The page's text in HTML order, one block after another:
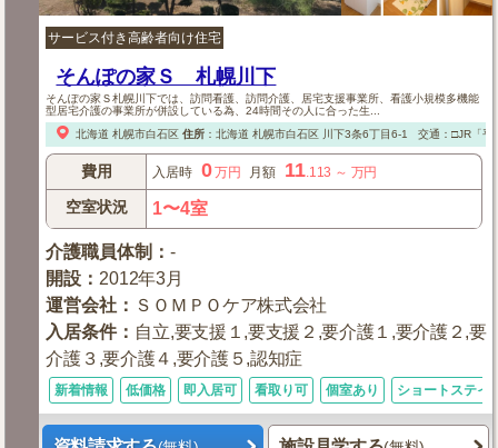
サービス付き高齢者向け住宅
そんぽの家Ｓ 札幌川下
そんぽの家Ｓ札幌川下では、訪問看護、訪問介護、居宅支援事業所、看護小規模多機能
型居宅介護の事業所が併設している為、24時間その人に合った生...
北海道 札幌市白石区 住所： 北海道 札幌市白石区川下3条6丁目6-1 交通：□JR「平
費用 入居時 0万円 月額 11 .113 ～ 万円
空室状況 1〜4室
介護職員体制 ：-
開設 ： 2012年3月
運営会社 ： ＳＯＭＰＯケア株式会社
入居条件： 自立,要支援１,要支援２,要介護１,要介護２,要
介護３,要介護４,要介護５,認知症
新着情報 低価格 即入居可 看取り可 個室あり ショートステイ